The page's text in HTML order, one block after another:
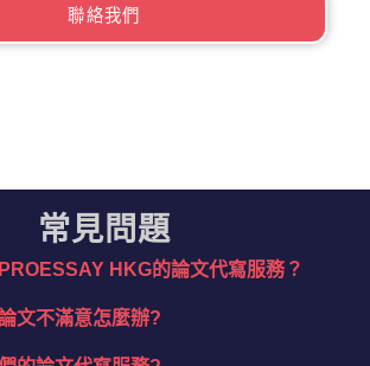
聯絡我們
常見問題
HKG的論文代寫服務？​
文不滿意怎麼辦?